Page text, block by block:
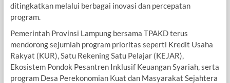
ditingkatkan melalui berbagai inovasi dan percepatan
program.
Pemerintah Provinsi Lampung bersama TPAKD terus
mendorong sejumlah program prioritas seperti Kredit Usaha
Rakyat (KUR), Satu Rekening Satu Pelajar (KEJAR),
Ekosistem Pondok Pesantren Inklusif Keuangan Syariah, serta
program Desa Perekonomian Kuat dan Masyarakat Sejahtera